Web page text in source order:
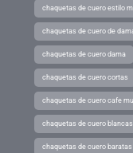
chaquetas de cuero estilo
chaquetas de cuero de
chaquetas de cuero dama
chaquetas de cuero cortas
chaquetas de cuero cafe
chaquetas de cuero
chaquetas de cuero baratas